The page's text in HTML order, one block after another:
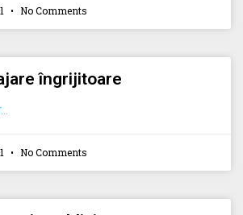
No Comments
îngrijitoare
No Comments